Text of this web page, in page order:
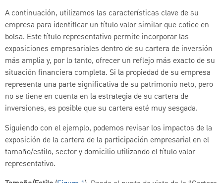
A continuación, utilizamos las características clave de su
empresa para identificar un título valor similar que cotice en
bolsa. Este título representativo permite incorporar las
exposiciones empresariales dentro de su cartera de inversión
más amplia y, por lo tanto, ofrecer un reflejo más exacto de su
situación financiera completa. Si la propiedad de su empresa
representa una parte significativa de su patrimonio neto, pero
no se tiene en cuenta en la estrategia de su cartera de
inversiones, es posible que su cartera esté muy sesgada.
Siguiendo con el ejemplo, podemos revisar los impactos de la
exposición de la cartera de la participación empresarial en el
tamaño/estilo, sector y domicilio utilizando el título valor
representativo.